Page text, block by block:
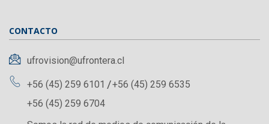
CONTACTO
ufrovision@ufrontera.cl
+56 (45) 259 6101
+56 (45) 259 6535
+56 (45) 259 6704